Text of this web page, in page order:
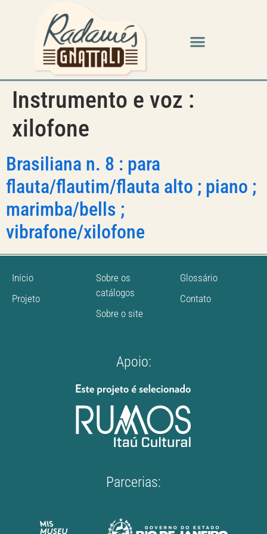
Instrumento e voz :
xilofone
Brasiliana n. 8 : para
flauta/flautim/flauta alto ; piano ;
marimba/bells ;
vibrafone/xilofone
Início
Projeto
Sobre os
catálogos
Sobre o site
Glossário
Contato
Apoio:
Parcerias: